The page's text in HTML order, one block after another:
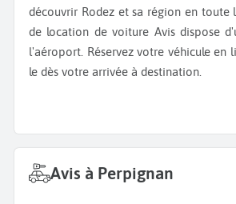
découvrir Rodez et sa région en toute
de location de voiture Avis dispose
l'aéroport. Réservez votre véhicule en
le dès votre arrivée à destination.
Avis à Perpignan